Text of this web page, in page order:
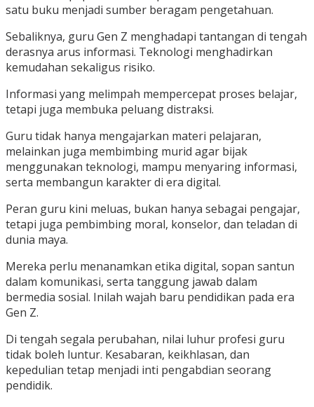
satu buku menjadi sumber beragam pengetahuan.
Sebaliknya, guru Gen Z menghadapi tantangan di tengah
derasnya arus informasi. Teknologi menghadirkan
kemudahan sekaligus risiko.
Informasi yang melimpah mempercepat proses belajar,
tetapi juga membuka peluang distraksi.
Guru tidak hanya mengajarkan materi pelajaran,
melainkan juga membimbing murid agar bijak
menggunakan teknologi, mampu menyaring informasi,
serta membangun karakter di era digital.
Peran guru kini meluas, bukan hanya sebagai pengajar,
tetapi juga pembimbing moral, konselor, dan teladan di
dunia maya.
Mereka perlu menanamkan etika digital, sopan santun
dalam komunikasi, serta tanggung jawab dalam
bermedia sosial. Inilah wajah baru pendidikan pada era
Gen Z.
Di tengah segala perubahan, nilai luhur profesi guru
tidak boleh luntur. Kesabaran, keikhlasan, dan
kepedulian tetap menjadi inti pengabdian seorang
pendidik.